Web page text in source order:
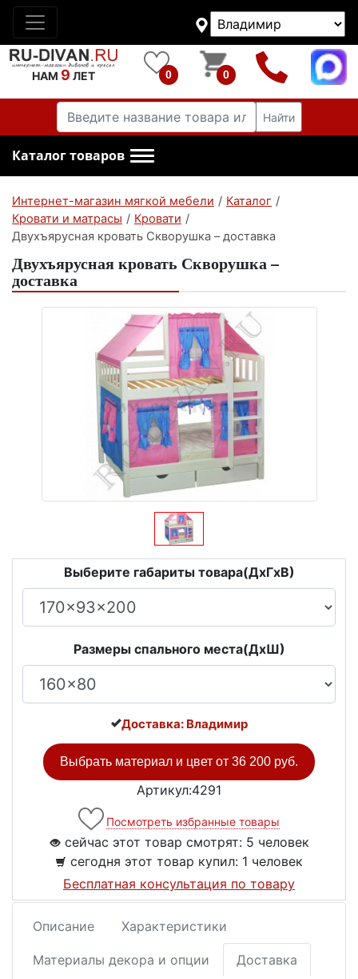
НАМ 9 ЛЕТ 0 0
Найти
Каталог товаров
Интернет-магазин мягкой мебели / Каталог /
Кровати и матрасы / Кровати /
Двухъярусная кровать Скворушка – доставка
Двухъярусная кровать Скворушка –
доставка
Выберите габариты товара(ДxГxВ)
Размеры спального места(ДxШ)
Доставка: Владимир
Выбрать материал и цвет от 36 200 руб.
Артикул:4291
Посмотреть избранные товары
сейчас этот товар смотрят: 5 человек
сегодня этот товар купил: 1 человек
Бесплатная консультация по товару
Описание Характеристики
Материалы декора и опции Доставка